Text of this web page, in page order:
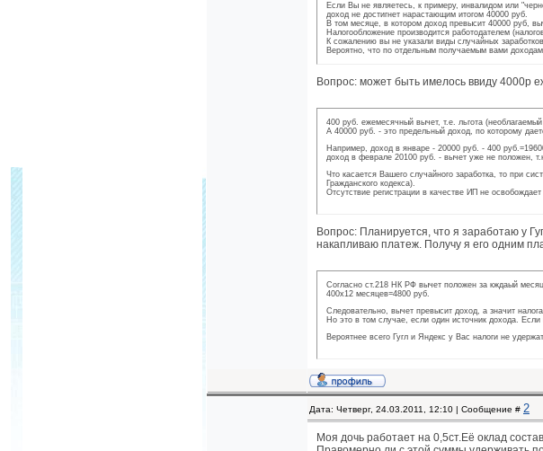
Если Вы не являетесь, к примеру, инвалидом или
доход не достигнет нарастающим итогом 40000 руб.
В том месяце, в котором доход превысит 40000 руб,
Налогообложение производится работодателем
К сожалению вы не указали виды случайных
Вероятно, что по отдельным получаемым вами
Вопрос: может быть имелось ввиду 4000р
400 руб. ежемесячный вычет, т.е. льгота
А 40000 руб. - это предельный доход, по которому
Например, доход в январе - 20000 руб. - 400
доход в феврале 20100 руб. - вычет уже не положен,
Что касается Вашего случайного заработка, то при
Гражданского кодекса).
Отсутствие регистрации в качестве ИП не
Вопрос: Планируется, что я заработаю у
накапливаю платеж. Получу я его одним
Согласно ст.218 НК РФ вычет положен за кждаый
400х12 месяцев=4800 руб.
Следовательно, вычет превысит доход, а значит
Но это в том случае, если один источник дохода.
Вероятнее всего Гугл и Яндекс у Вас налоги не
Дата: Четверг, 24.03.2011, 12:10 | Сообщение # 2
Моя дочь работает на 0,5ст.Её оклад